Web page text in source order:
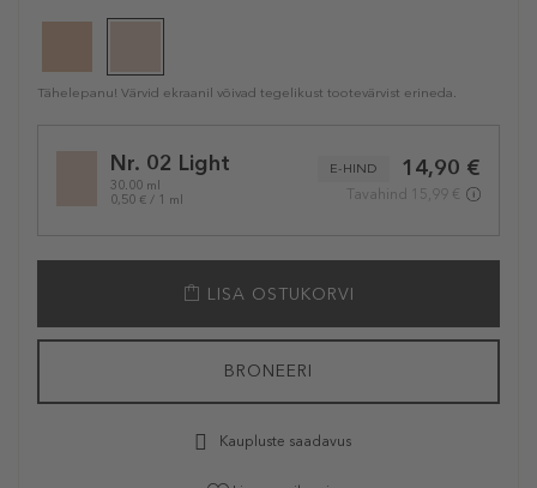
Tähelepanu! Värvid ekraanil võivad tegelikust tootevärvist erineda.
variationNr. 02 Light
30.00 ml
0,50 € / 1 ml
14,90 €
E-HIND
Tavahind 15,99 €
LISA OSTUKORVI
BRONEERI
Kaupluste saadavus